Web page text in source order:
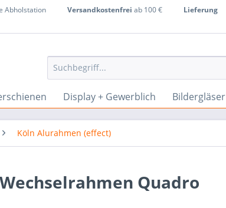
Abholstation Versandkostenfrei ab 100 € Lieferung
Display + Gewerblich Bildergläser
Köln Alurahmen (effect)
Quadro